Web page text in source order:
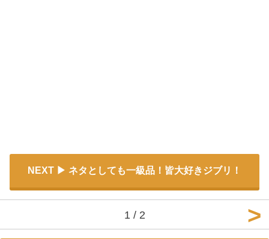
NEXT ネタとしても一級品！皆大好きジブリ！
1 / 2